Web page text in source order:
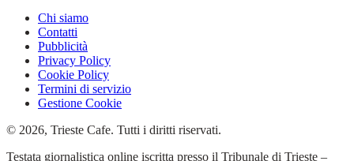
Chi siamo
Contatti
Pubblicità
Privacy Policy
Cookie Policy
Termini di servizio
Gestione Cookie
© 2026, Trieste Cafe. Tutti i diritti riservati.
Testata giornalistica online iscritta presso il Tribunale di Trieste –